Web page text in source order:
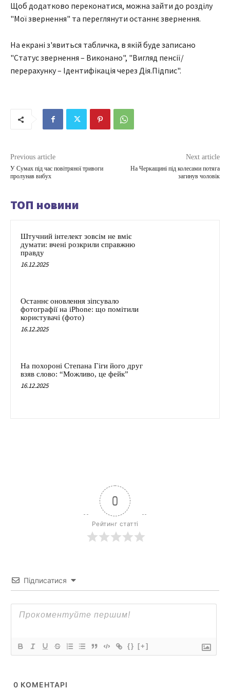
Щоб додатково переконатися, можна зайти до розділу
"Мої звернення" та переглянути останнє звернення.
На екрані з'явиться табличка, в якій буде записано
"Статус звернення – Виконано", "Вигляд пенсії/
перерахунку – Ідентифікація через Дія.Підпис".
Previous article
У Сумах під час повітряної тривоги
пролунав вибух
Next article
На Черкащині під колесами потяга
загинув чоловік
ТОП новини
Штучний інтелект зовсім не вміє
думати: вчені розкрили справжню
правду
16.12.2025
Останнє оновлення зіпсувало
фотографії на iPhone: що помітили
користувачі (фото)
16.12.2025
На похороні Степана Гіги його друг
взяв слово: “Можливо, це фейк”
16.12.2025
0
Рейтинг статті
Підписатися
{} [+]
0 КОМЕНТАРІ